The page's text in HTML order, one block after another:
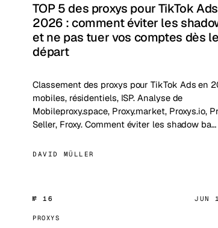
TOP 5 des proxys pour TikTok
2026 : comment éviter les
et ne pas tuer vos comptes dès le
départ
Classement des proxys pour TikTok Ads en
mobiles, résidentiels, ISP. Analyse de
Mobileproxy.space, Proxy.market, Proxys.io,
Seller, Froxy. Comment éviter les shadow ba…
DAVID MÜLLER
№ 16 JUN
PROXYS